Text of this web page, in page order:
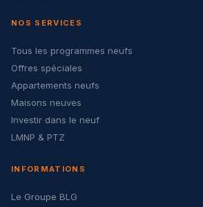
NOS SERVICES
Tous les programmes neufs
Offres spéciales
Appartements neufs
Maisons neuves
Investir dans le neuf
LMNP & PTZ
INFORMATIONS
Le Groupe BLG